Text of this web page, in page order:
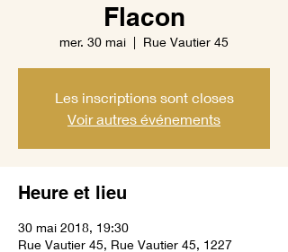
Flacon
mer. 30 mai
  |
Rue Vautier 45
Les inscriptions sont closes
Voir autres événements
Heure et lieu
30 mai 2018, 19:30
Rue Vautier 45, Rue Vautier 45, 1227